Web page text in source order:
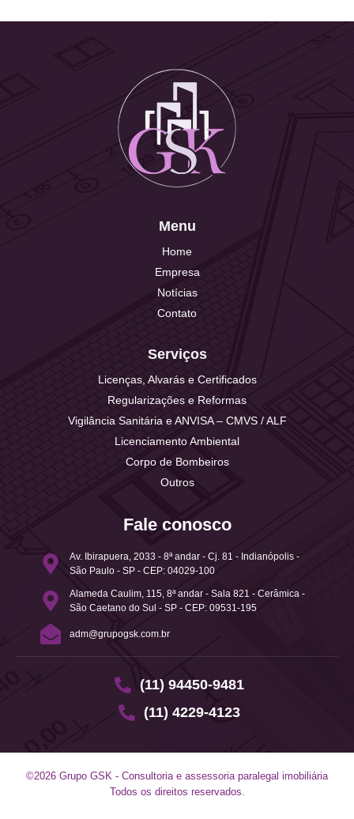
Menu
Home
Empresa
Notícias
Contato
Serviços
Licenças, Alvarás e Certificados
Regularizações e Reformas
Vigilância Sanitária e ANVISA – CMVS / ALF
Licenciamento Ambiental
Corpo de Bombeiros
Outros
Fale conosco
Av. Ibirapuera, 2033 - 8ª andar - Cj. 81 - Indianópolis -
São Paulo - SP - CEP: 04029-100
Alameda Caulim, 115, 8ª andar - Sala 821 - Cerâmica -
São Caetano do Sul - SP - CEP: 09531-195
adm@grupogsk.com.br
(11) 94450-9481
(11) 4229-4123
©2026 Grupo GSK - Consultoria e assessoria paralegal imobiliária
Todos os direitos reservados.